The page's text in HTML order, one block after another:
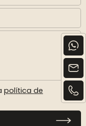
política de